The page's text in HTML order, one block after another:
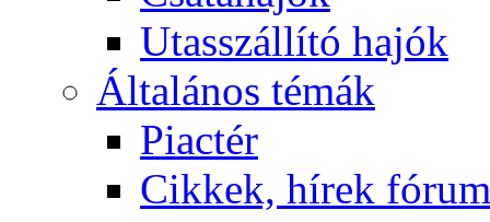
Utasszállító hajók
Általános témák
Piactér
Cikkek, hírek